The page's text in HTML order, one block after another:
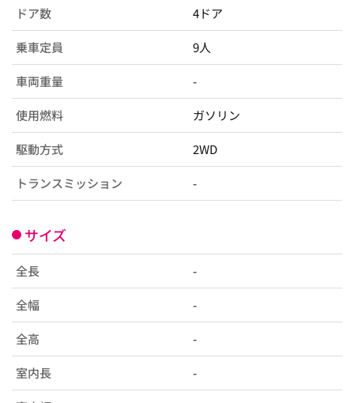
ドア数 4ドア
乗車定員 9人
車両重量 -
使用燃料 ガソリン
駆動方式 2WD
トランスミッション -
サイズ
全長 -
全幅 -
全高 -
室内長 -